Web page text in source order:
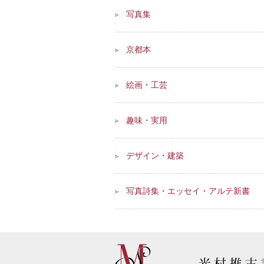
写真集
京都本
絵画・工芸
趣味・実用
デザイン・建築
写真詩集・エッセイ・アルテ新書